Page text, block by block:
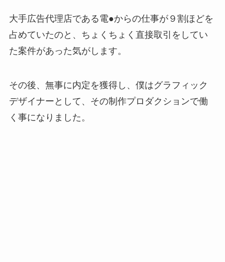
大手広告代理店である電●からの仕事が９割ほどを
占めていたのと、ちょくちょく直接取引をしてい
た案件があった気がします。
その後、無事に内定を獲得し、僕はグラフィック
デザイナーとして、その制作プロダクションで働
く事になりました。